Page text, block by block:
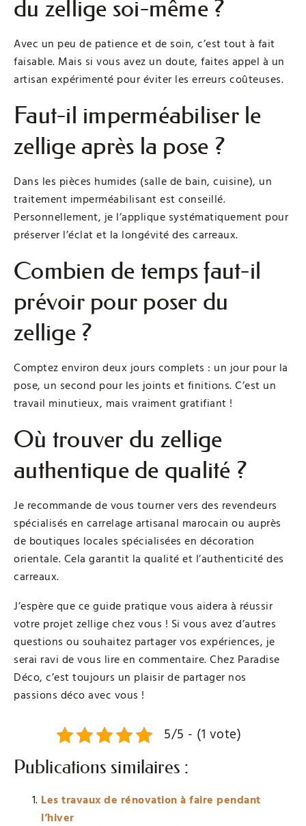
du zellige soi-même ?
Avec un peu de patience et de soin, c’est tout à fait
faisable. Mais si vous avez un doute, faites appel à un
artisan expérimenté pour éviter les erreurs coûteuses.
Faut-il imperméabiliser le
zellige après la pose ?
Dans les pièces humides (salle de bain, cuisine), un
traitement imperméabilisant est conseillé.
Personnellement, je l’applique systématiquement pour
préserver l’éclat et la longévité des carreaux.
Combien de temps faut-il
prévoir pour poser du
zellige ?
Comptez environ deux jours complets : un jour pour la
pose, un second pour les joints et finitions. C’est un
travail minutieux, mais vraiment gratifiant !
Où trouver du zellige
authentique de qualité ?
Je recommande de vous tourner vers des revendeurs
spécialisés en carrelage artisanal marocain ou auprès
de boutiques locales spécialisées en décoration
orientale. Cela garantit la qualité et l’authenticité des
carreaux.
J’espère que ce guide pratique vous aidera à réussir
votre projet zellige chez vous ! Si vous avez d’autres
questions ou souhaitez partager vos expériences, je
serai ravi de vous lire en commentaire. Chez Paradise
Déco, c’est toujours un plaisir de partager nos
passions déco avec vous !
5/5 - (1 vote)
Publications similaires :
Les travaux de rénovation à faire pendant
l’hiver